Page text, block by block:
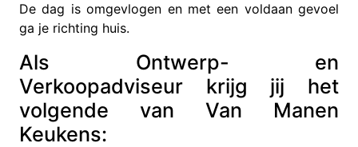
De dag is omgevlogen en met een voldaan gevoel
ga je richting huis.
Als Ontwerp- en
Verkoopadviseur krijg jij het
volgende van Van Manen
Keukens: